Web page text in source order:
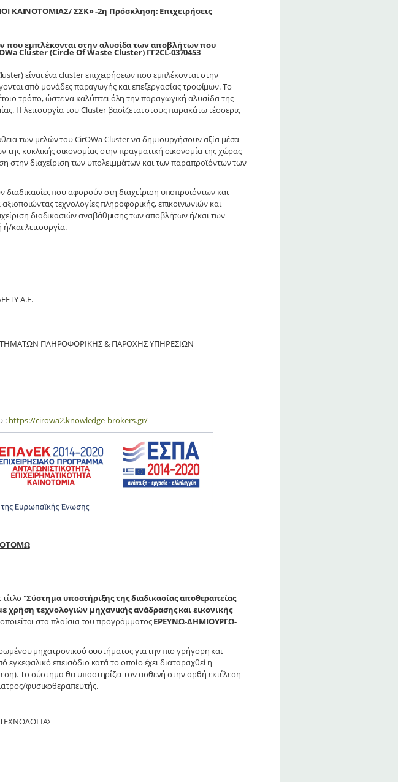
ΚΑΙΝΟΤΟΜΙΑΣ/ ΣΣΚ» -2η Πρόσκληση: Επιχειρήσεις
που εμπλέκονται στην αλυσίδα των αποβλήτων που
Cluster (Circle Of Waste Cluster) ΓΓ2CL-0370453
είναι ένα cluster επιχειρήσεων που εμπλέκονται στην
από μονάδες παραγωγής και επεξεργασίας τροφίμων. Το
τρόπο, ώστε να καλύπτει όλη την παραγωγική αλυσίδα της
Η λειτουργία του Cluster βασίζεται στους παρακάτω τέσσερις
των μελών του CirOWa Cluster να δημιουργήσουν αξία μέσα
κυκλικής οικονομίας στην πραγματική οικονομία της χώρας
στην διαχείριση των υπολειμμάτων και των παραπροϊόντων των
που αφορούν στη διαχείριση υποπροϊόντων και
τεχνολογίες πληροφορικής, επικοινωνιών και
διαδικασιών αναβάθμισης των αποβλήτων ή/και των
και λειτουργία.
A.E.
ΠΛΗΡΟΦΟΡΙΚΗΣ & ΠΑΡΟΧΗΣ ΥΠΗΡΕΣΙΩΝ
: https://cirowa2.knowledge-brokers.gr/
"Σύστημα υποστήριξης της διαδικασίας αποθεραπείας
τεχνολογιών μηχανικής ανάδρασης και εικονικής
στα πλαίσια του προγράμματοςΕΡΕΥΝΩ-ΔΗΜΙΟΥΡΓΩ-
μηχατρονικού συστήματος για την πιο γρήγορη και
επεισόδιο κατά το οποίο έχει διαταραχθεί η
Το σύστημα θα υποστηρίζει τον ασθενή στην ορθή εκτέλεση
φυσικοθεραπευτής.